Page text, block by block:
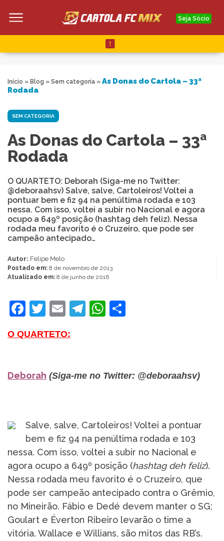
Seja Sócio
Início » Blog » Sem categoria » As Donas do Cartola – 33ª
Rodada
SEM CATEGORIA
As Donas do Cartola – 33ª
Rodada
O QUARTETO: Deborah (Siga-me no Twitter:
@deboraahsv) Salve, salve, Cartoleiros! Voltei a
pontuar bem e fiz 94 na penúltima rodada e 103
nessa. Com isso, voltei a subir no Nacional e agora
ocupo a 649º posição (hashtag deh feliz). Nessa
rodada meu favorito é o Cruzeiro, que pode ser
campeão antecipado…
Autor: Felipe Melo
Postado em: 8 de novembro de 2013
Atualizado em: 8 de junho de 2016
Facebook
Twitter
EmailTelegram
WhatsApp
O QUARTETO:
Deborah (Siga-me no Twitter: @deboraahsv)
Salve, salve, Cartoleiros! Voltei a pontuar
bem e fiz 94 na penúltima rodada e 103
nessa. Com isso, voltei a subir no Nacional e
agora ocupo a 649º posição (hashtag deh feliz).
Nessa rodada meu favorito é o Cruzeiro, que
pode ser campeão antecipado contra o Grêmio,
no Mineirão. Fábio e Dedé devem manter o SG;
Goulart e Éverton Ribeiro levarão o time a
vitória. Wallace e Willians, são mitos das RB’s.